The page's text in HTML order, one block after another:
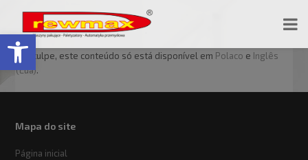
Open toolbar
Desculpe, este conteúdo só está disponível em Polaco e Inglês
(Eua).
Mapa do site
Página inicial